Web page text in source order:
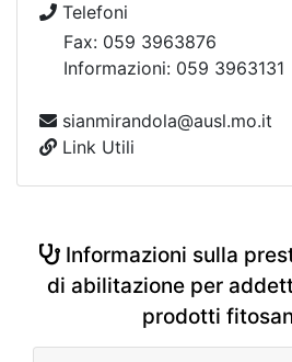
Telefoni
Fax: 059 3963876
Informazioni: 059 3963131
sianmirandola@ausl.mo.it
Link Utili
Informazioni sulla
di abilitazione per
prodotti